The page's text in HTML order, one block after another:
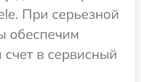
При серьезной
обеспечим
в сервисный